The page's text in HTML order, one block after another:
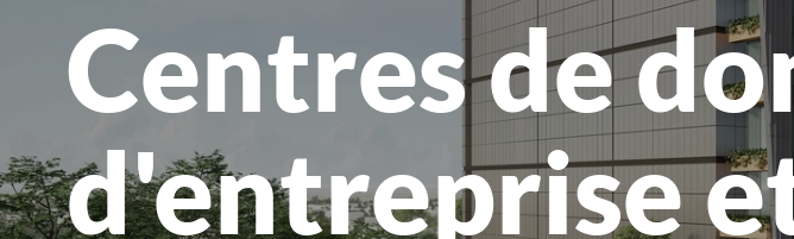
Centres de
d'entreprise